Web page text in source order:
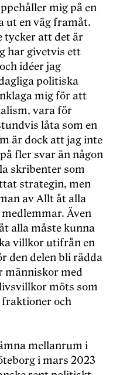
mig på en
ut en väg framåt.
tycker att det är
har givetvis ett
idéer jag
politiska
mig för att
vara för
låta som en
är dock att jag inte
fler svar än någon
skribenter som
strategin, men
av Allt åt alla
Även
alla måste kunna
villkor utifrån en
den delen bli rädda
människor med
möts som
och
mellanrum i
i mars 2023